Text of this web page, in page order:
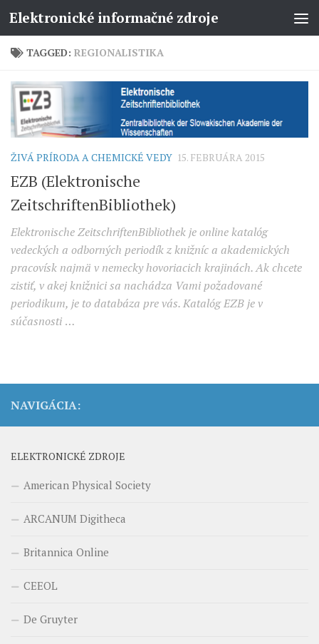
Elektronické informačné zdroje
TAGGED: REGIONALISTIKA
ŽIVÁ PRÍRODA A CHEMICKÉ VEDY 15. FEBRUÁRA 2015
EZB (Elektronische
ZeitschriftenBibliothek)
Elektronische ZeitschriftenBibliothek je online katalóg
vedeckých a odborných periodík z knižníc a akademických
pracovísk najmä v nemecky hovoriacich krajinách. Ak chcete
zistiť, v akej knižnici sa nachádza Vami požadované
periodikum, je to databáza pre vás. Katalóg EZB je v
súčasnosti …
NAVIGÁCIA:
ELEKTRONICKÉ ZDROJE
American Physical Society
ARCANUM Digitheca
Britannica Online
CEEOL
De Gruyter